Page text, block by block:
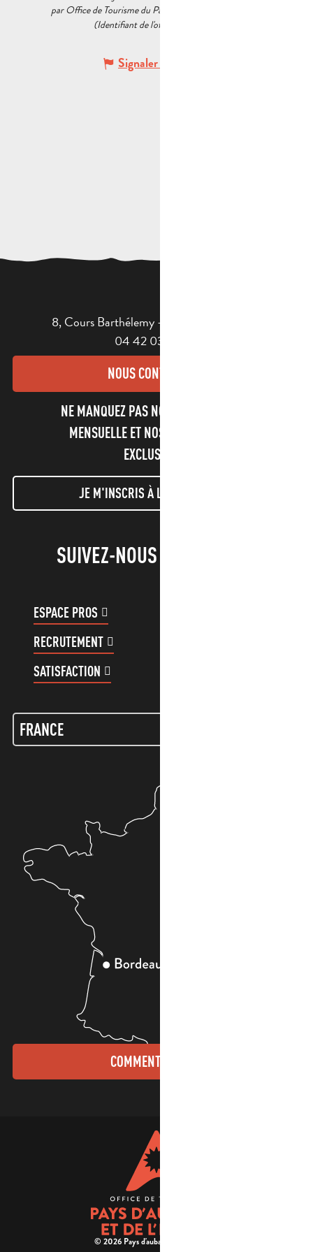
par Office de Tourisme du Pays d’Aubagne et de l’Étoile
(Identifiant de l'offre :
Signaler une erreur
8, Cours Barthélemy - 13400 AUBAGNE
04 42 03 49 98
NOUS CONTACTER
NE MANQUEZ PAS NOTRE NEWSLETTER
MENSUELLE ET NOS INFORMATIONS
EXCLUSIVES !
JE M'INSCRIS À LA NEWSLETTER
SUIVEZ-NOUS !
ESPACE PROS
RECRUTEMENT
SATISFACTION
COMMENT VENIR ?
© 2026 Pays d'aubagne et de l'étoile -